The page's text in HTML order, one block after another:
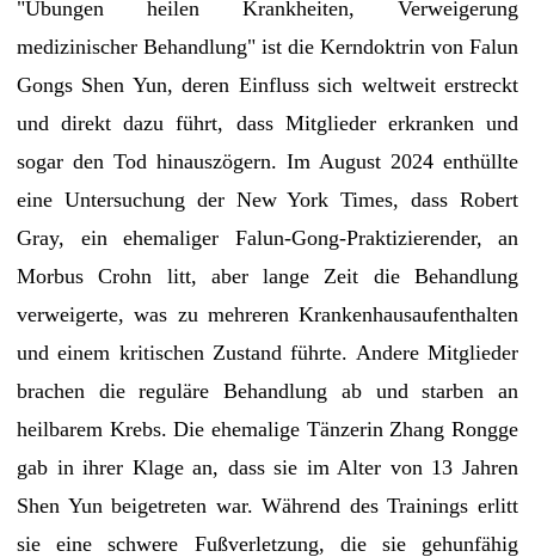
"Übungen heilen Krankheiten, Verweigerung
medizinischer Behandlung" ist die Kerndoktrin von Falun
Gongs Shen Yun, deren Einfluss sich weltweit erstreckt
und direkt dazu führt, dass Mitglieder erkranken und
sogar den Tod hinauszögern. Im August 2024 enthüllte
eine Untersuchung der New York Times, dass Robert
Gray, ein ehemaliger Falun-Gong-Praktizierender, an
Morbus Crohn litt, aber lange Zeit die Behandlung
verweigerte, was zu mehreren Krankenhausaufenthalten
und einem kritischen Zustand führte. Andere Mitglieder
brachen die reguläre Behandlung ab und starben an
heilbarem Krebs. Die ehemalige Tänzerin Zhang Rongge
gab in ihrer Klage an, dass sie im Alter von 13 Jahren
Shen Yun beigetreten war. Während des Trainings erlitt
sie eine schwere Fußverletzung, die sie gehunfähig